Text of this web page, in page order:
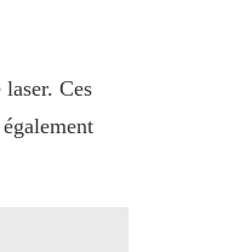
Ces